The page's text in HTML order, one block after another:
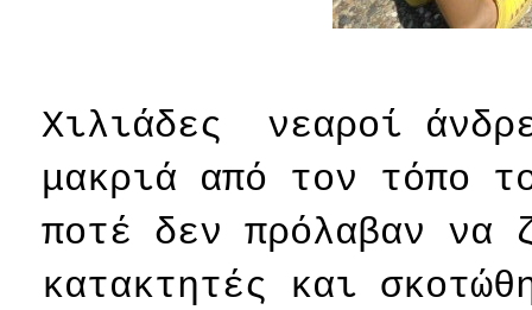
Χιλιάδες
νεαροί
μακριά από τον τόπο
ποτέ δεν πρόλαβαν να
κατακτητές και